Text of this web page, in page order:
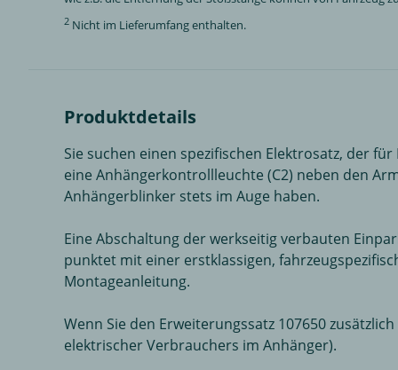
2 Nicht im Lieferumfang enthalten.
Produktdetails
Sie suchen einen spezifischen Elektrosatz, der
eine Anhängerkontrollleuchte (C2) neben den
Anhängerblinker stets im Auge haben.
Eine Abschaltung der werkseitig verbauten
punktet mit einer erstklassigen,
Montageanleitung.
Wenn Sie den Erweiterungssatz 107650
elektrischer Verbrauchers im Anhänger).